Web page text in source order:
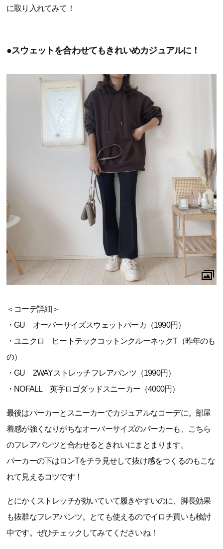
に取り入れてみて！
●スウェットを合わせてもきれいめカジュアルに！
＜コーデ詳細＞
・GU オーバーサイズスウェットパーカ（1990円）
・ユニクロ ヒートテックコットンクルーネックT（昨年のも
の）
・GU 2WAYストレッチフレアパンツ（1990円）
・NOFALL 英字ロゴダッドスニーカー（4000円）
最後はパーカーとスニーカーでカジュアルなコーデに。部屋
着感が強くなりがちなオーバーサイズのパーカーも、こちら
のフレアパンツと合わせるときれいにまとまります。
パーカーの下はロンTをチラ見せして抜け感をつくるのもこな
れて見えるコツです！
とにかくストレッチが効いていて履きやすいのに、脚長効果
も抜群なフレアパンツ。とても使えるのでイロチ買いも検討
中です。ぜひチェックしてみてくださいね！